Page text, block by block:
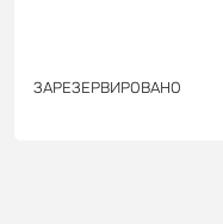
ЗАРЕЗЕРВИРОВАНО